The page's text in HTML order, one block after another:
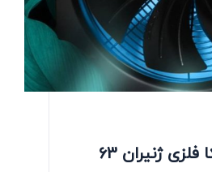
آکسیال ایلکا فلزی ژنیران 63